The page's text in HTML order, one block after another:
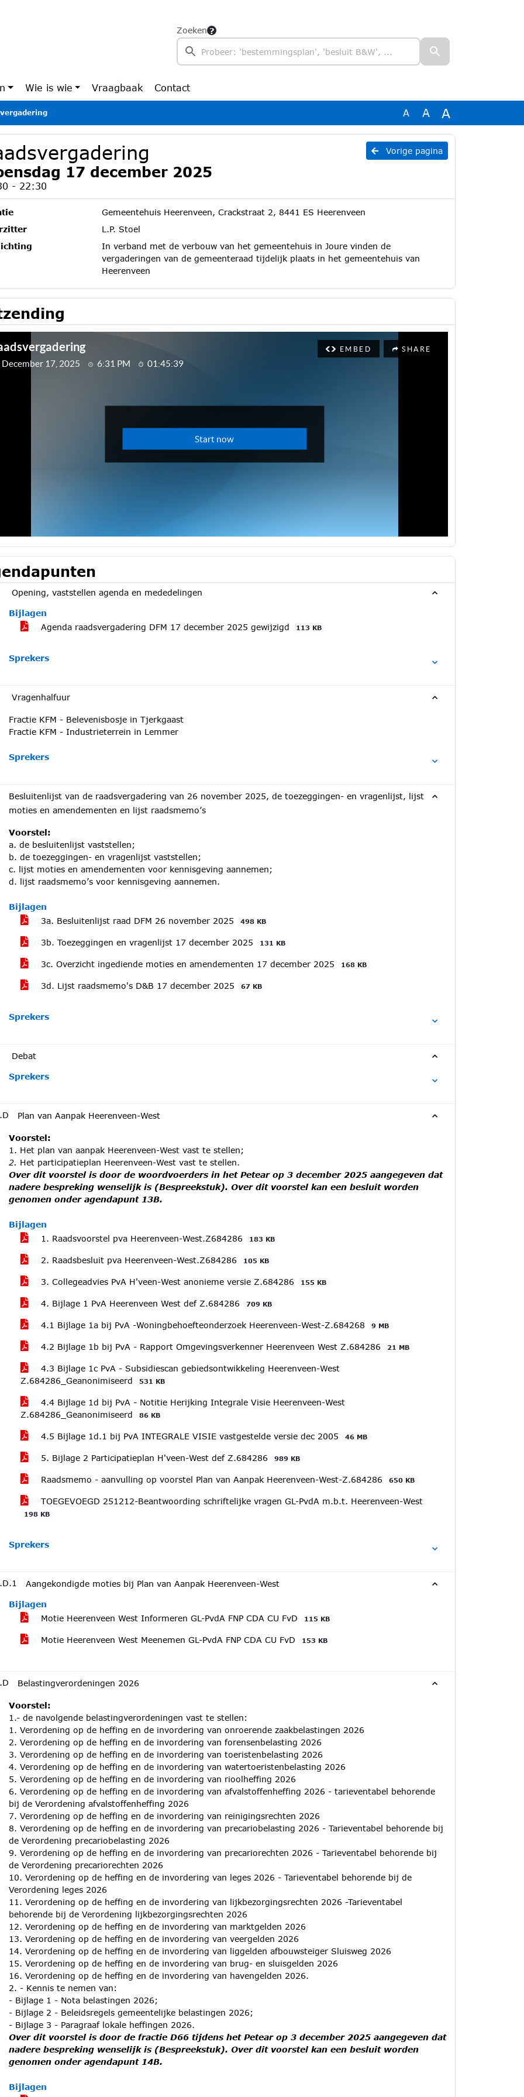
Zoeken
Wie is wie Vraagbaak Contact
A A A
Vorige pagina
17 december 2025
- 22:30
Gemeentehuis Heerenveen, Crackstraat 2, 8441 ES Heerenveen
L.P. Stoel
In verband met de verbouw van het gemeentehuis in Joure vinden de
vergaderingen van de gemeenteraad tijdelijk plaats in het gemeentehuis van
Heerenveen
Opening, vaststellen agenda en mededelingen
Bijlagen
Agenda raadsvergadering DFM 17 december 2025 gewijzigd
113 KB
Sprekers
Vragenhalfuur
Fractie KFM - Belevenisbosje in Tjerkgaast
Fractie KFM - Industrieterrein in Lemmer
Sprekers
Besluitenlijst van de raadsvergadering van 26 november 2025, de toezeggingen- en vragenlijst, lijst
moties en amendementen en lijst raadsmemo’s
Voorstel:
a. de besluitenlijst vaststellen;
b. de toezeggingen- en vragenlijst vaststellen;
c. lijst moties en amendementen voor kennisgeving aannemen;
d. lijst raadsmemo’s voor kennisgeving aannemen.
Bijlagen
3a. Besluitenlijst raad DFM 26 november 2025
498 KB
3b. Toezeggingen en vragenlijst 17 december 2025 131 KB
3c. Overzicht ingediende moties en amendementen 17 december 2025 168 KB
3d. Lijst raadsmemo's D&B 17 december 2025 67 KB
Sprekers
Debat
Sprekers
Plan van Aanpak Heerenveen-West
Voorstel:
1. Het plan van aanpak Heerenveen-West vast te stellen;
2. Het participatieplan Heerenveen-West vast te stellen.
Over dit voorstel is door de woordvoerders in het Petear op 3 december 2025 aangegeven dat
nadere bespreking wenselijk is (Bespreekstuk). Over dit voorstel kan een besluit worden
genomen onder agendapunt 13B.
Bijlagen
1. Raadsvoorstel pva Heerenveen-West.Z684286
183 KB
2. Raadsbesluit pva Heerenveen-West.Z684286 105 KB
3. Collegeadvies PvA H'veen-West anonieme versie Z.684286 155 KB
4. Bijlage 1 PvA Heerenveen West def Z.684286 709 KB
4.1 Bijlage 1a bij PvA -Woningbehoefteonderzoek Heerenveen-West-Z.684268 9 MB
4.2 Bijlage 1b bij PvA - Rapport Omgevingsverkenner Heerenveen West Z.684286 21 MB
4.3 Bijlage 1c PvA - Subsidiescan gebiedsontwikkeling Heerenveen-West
Z.684286_Geanonimiseerd
531 KB
4.4 Bijlage 1d bij PvA - Notitie Herijking Integrale Visie Heerenveen-West
Z.684286_Geanonimiseerd
86 KB
4.5 Bijlage 1d.1 bij PvA INTEGRALE VISIE vastgestelde versie dec 2005 46 MB
5. Bijlage 2 Participatieplan H'veen-West def Z.684286 989 KB
Raadsmemo - aanvulling op voorstel Plan van Aanpak Heerenveen-West-Z.684286 650 KB
TOEGEVOEGD 251212-Beantwoording schriftelijke vragen GL-PvdA m.b.t. Heerenveen-West
198 KB
Sprekers
Aangekondigde moties bij Plan van Aanpak Heerenveen-West
Bijlagen
Motie Heerenveen West Informeren GL-PvdA FNP CDA CU FvD
115 KB
Motie Heerenveen West Meenemen GL-PvdA FNP CDA CU FvD 153 KB
Belastingverordeningen 2026
Voorstel:
1.- de navolgende belastingverordeningen vast te stellen:
1. Verordening op de heffing en de invordering van onroerende zaakbelastingen 2026
2. Verordening op de heffing en de invordering van forensenbelasting 2026
3. Verordening op de heffing en de invordering van toeristenbelasting 2026
4. Verordening op de heffing en de invordering van watertoeristenbelasting 2026
5. Verordening op de heffing en de invordering van rioolheffing 2026
6. Verordening op de heffing en de invordering van afvalstoffenheffing 2026 - tarieventabel behorende
bij de Verordening afvalstoffenheffing 2026
7. Verordening op de heffing en de invordering van reinigingsrechten 2026
8. Verordening op de heffing en de invordering van precariobelasting 2026 - Tarieventabel behorende bij
de Verordening precariobelasting 2026
9. Verordening op de heffing en de invordering van precariorechten 2026 - Tarieventabel behorende bij
de Verordening precariorechten 2026
10. Verordening op de heffing en de invordering van leges 2026 - Tarieventabel behorende bij de
Verordening leges 2026
11. Verordening op de heffing en de invordering van lijkbezorgingsrechten 2026 -Tarieventabel
behorende bij de Verordening lijkbezorgingsrechten 2026
12. Verordening op de heffing en de invordering van marktgelden 2026
13. Verordening op de heffing en de invordering van veergelden 2026
14. Verordening op de heffing en de invordering van liggelden afbouwsteiger Sluisweg 2026
15. Verordening op de heffing en de invordering van brug- en sluisgelden 2026
16. Verordening op de heffing en de invordering van havengelden 2026.
2. - Kennis te nemen van:
- Bijlage 1 - Nota belastingen 2026;
- Bijlage 2 - Beleidsregels gemeentelijke belastingen 2026;
- Bijlage 3 - Paragraaf lokale heffingen 2026.
Over dit voorstel is door de fractie D66 tijdens het Petear op 3 december 2025 aangegeven dat
nadere bespreking wenselijk is (Bespreekstuk). Over dit voorstel kan een besluit worden
genomen onder agendapunt 14B.
Bijlagen